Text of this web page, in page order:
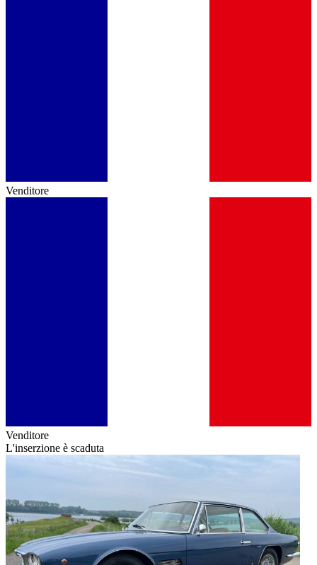
Venditore
Venditore
L'inserzione è scaduta